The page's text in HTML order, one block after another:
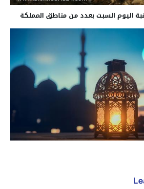
اليوم السبت بعدد من مناطق المملكة